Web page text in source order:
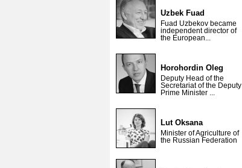
Uzbek Fuad
Fuad Uzbekov became
independent director of
the European...
Horohordin Oleg
Deputy Head of the
Secretariat of the Deputy
Prime Minister ...
Lut Oksana
Minister of Agriculture of
the Russian Federation